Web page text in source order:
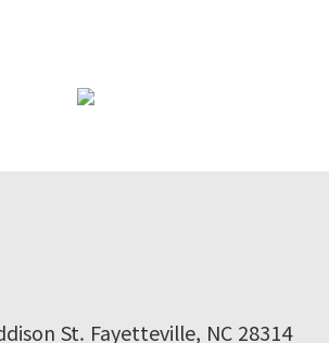
St. Fayetteville, NC 28314